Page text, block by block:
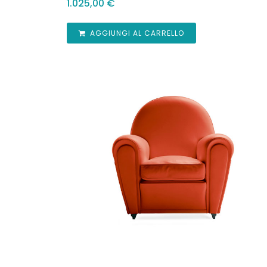
1.025,00 €
AGGIUNGI AL CARRELLO